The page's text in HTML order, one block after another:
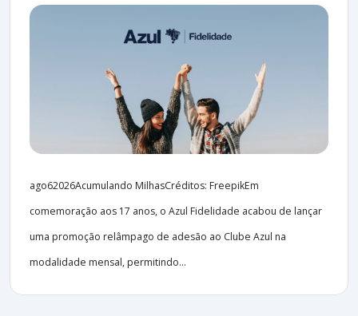
ago62026Acumulando MilhasCréditos: FreepikEm
comemoração aos 17 anos, o Azul Fidelidade acabou de lançar
uma promoção relâmpago de adesão ao Clube Azul na
modalidade mensal, permitindo...